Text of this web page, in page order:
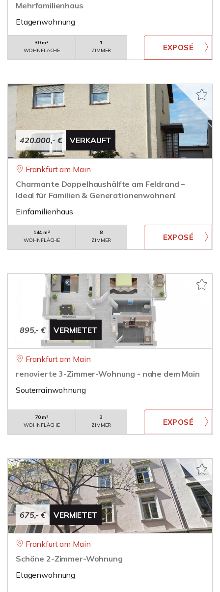
Mehrfamilienhaus
Etagenwohnung
30 m²
WOHNFLÄCHE
1
ZIMMER
420.000,- € VERKAUFT
Frankfurt am Main
Charmante Doppelhaushälfte am Feldrand –
Ideal für Familien & Generationenwohnen!
Einfamilienhaus
144 m²
WOHNFLÄCHE
8
ZIMMER
895,- € VERMIETET
Frankfurt am Main
renovierte 3-Zimmer-Wohnung - nahe dem Main
Souterrainwohnung
70 m²
WOHNFLÄCHE
3
ZIMMER
675,- € VERMIETET
Frankfurt am Main
Schöne 2-Zimmer-Wohnung
Etagenwohnung